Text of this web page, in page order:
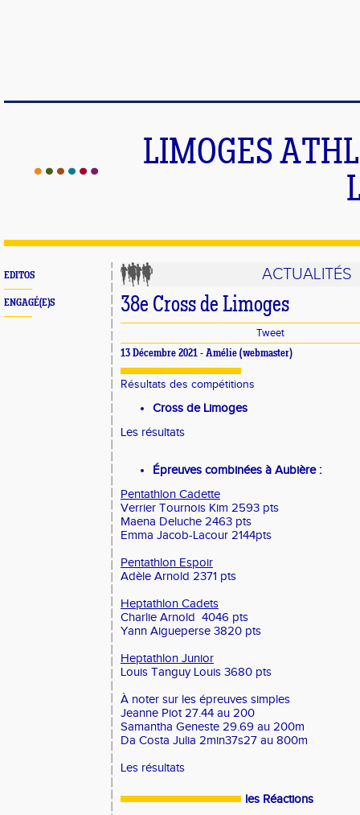
LIMOGES
EDITOS
ENGAGÉ(E)S
ACTUALITÉS
38e Cross de Limoges
Tweet
13 Décembre 2021 - Amélie (webmaster)
Résultats des compétitions
Cross de Limoges
Les résultats
Épreuves combinées à Aubière :
Pentathlon Cadette
Verrier Tournois Kim 2593 pts
Maena Deluche 2463 pts
Emma Jacob-Lacour 2144pts
Pentathlon Espoir
Adèle Arnold 2371 pts
Heptathlon Cadets
Charlie Arnold 4046 pts
Yann Aigueperse 3820 pts
Heptathlon Junior
Louis Tanguy Louis 3680 pts
À noter sur les épreuves simples
Jeanne Piot 27.44 au 200
Samantha Geneste 29.69 au 200m
Da Costa Julia 2min37s27 au 800m
Les résultats
les Réactions